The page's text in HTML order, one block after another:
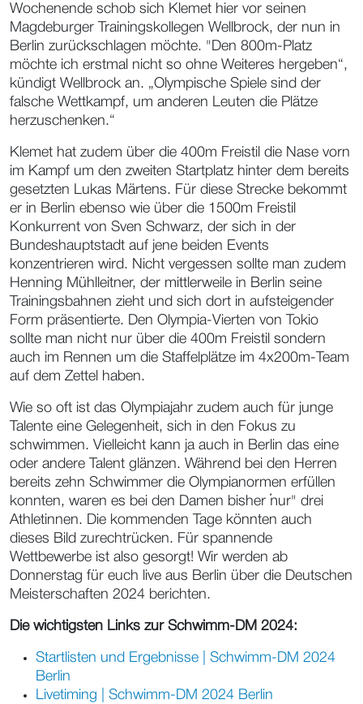
Wochenende schob sich Klemet hier vor seinen
Magdeburger Trainingskollegen Wellbrock, der nun in
Berlin zurückschlagen möchte. "Den 800m-Platz
möchte ich erstmal nicht so ohne Weiteres hergeben“,
kündigt Wellbrock an. „Olympische Spiele sind der
falsche Wettkampf, um anderen Leuten die Plätze
herzuschenken.“
Klemet hat zudem über die 400m Freistil die Nase vorn
im Kampf um den zweiten Startplatz hinter dem bereits
gesetzten Lukas Märtens. Für diese Strecke bekommt
er in Berlin ebenso wie über die 1500m Freistil
Konkurrent von Sven Schwarz, der sich in der
Bundeshauptstadt auf jene beiden Events
konzentrieren wird. Nicht vergessen sollte man zudem
Henning Mühlleitner, der mittlerweile in Berlin seine
Trainingsbahnen zieht und sich dort in aufsteigender
Form präsentierte. Den Olympia-Vierten von Tokio
sollte man nicht nur über die 400m Freistil sondern
auch im Rennen um die Staffelplätze im 4x200m-Team
auf dem Zettel haben.
Wie so oft ist das Olympiajahr zudem auch für junge
Talente eine Gelegenheit, sich in den Fokus zu
schwimmen. Vielleicht kann ja auch in Berlin das eine
oder andere Talent glänzen. Während bei den Herren
bereits zehn Schwimmer die Olympianormen erfüllen
konnten, waren es bei den Damen bisher "nur" drei
Athletinnen. Die kommenden Tage könnten auch
dieses Bild zurechtrücken. Für spannende
Wettbewerbe ist also gesorgt! Wir werden ab
Donnerstag für euch live aus Berlin über die Deutschen
Meisterschaften 2024 berichten.
Die wichtigsten Links zur Schwimm-DM 2024:
Startlisten und Ergebnisse | Schwimm-DM 2024
Berlin
Livetiming | Schwimm-DM 2024 Berlin